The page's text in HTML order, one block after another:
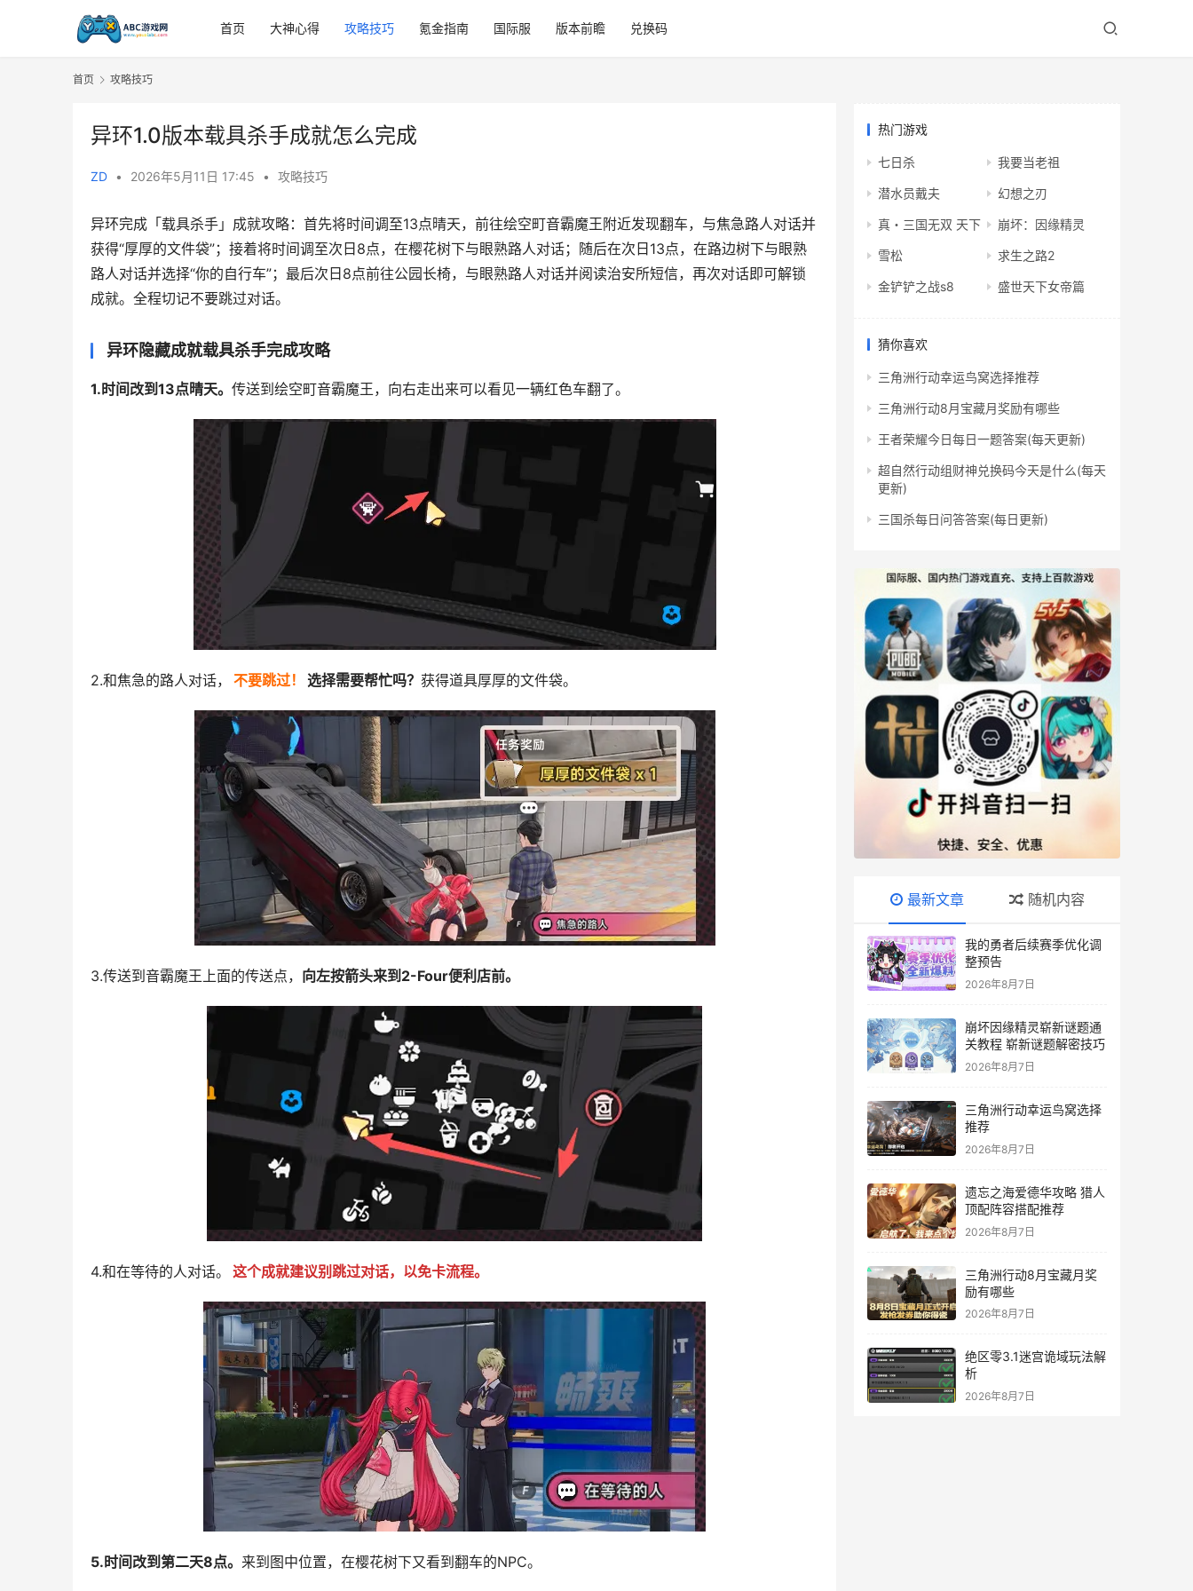
首页 大神心得 攻略技巧 氪金指南 国际服 版本前瞻 兑换码
首页 攻略技巧
异环1.0版本载具杀手成就怎么完成
ZD • 2026年5月11日 17:45 • 攻略技巧
异环完成「载具杀手」成就攻略：首先将时间调至13点晴天，前往绘空町音霸魔王附近发现翻车，与焦急路人对话并
获得“厚厚的文件袋”；接着将时间调至次日8点，在樱花树下与眼熟路人对话；随后在次日13点，在路边树下与眼熟
路人对话并选择“你的自行车”；最后次日8点前往公园长椅，与眼熟路人对话并阅读治安所短信，再次对话即可解锁
成就。全程切记不要跳过对话。
异环隐藏成就载具杀手完成攻略
1.时间改到13点晴天。 传送到绘空町音霸魔王，向右走出来可以看见一辆红色车翻了。
2.和焦急的路人对话， 不要跳过！ 选择需要帮忙吗？获得道具厚厚的文件袋。
3.传送到音霸魔王上面的传送点， 向左按箭头来到2-Four便利店前。
4.和在等待的人对话。 这个成就建议别跳过对话，以免卡流程。
5.时间改到第二天8点。 来到图中位置，在樱花树下又看到翻车的NPC。
热门游戏
七日杀 我要当老祖
潜水员戴夫 幻想之刃
真・三国无双 天下 崩坏：因缘精灵
雪松 求生之路2
金铲铲之战s8 盛世天下女帝篇
猜你喜欢
三角洲行动幸运鸟窝选择推荐
三角洲行动8月宝藏月奖励有哪些
王者荣耀今日每日一题答案(每天更新)
超自然行动组财神兑换码今天是什么(每天
更新)
三国杀每日问答答案(每日更新)
最新文章 随机内容
我的勇者后续赛季优化调
整预告
2026年8月7日
崩坏因缘精灵崭新谜题通
关教程 崭新谜题解密技巧
2026年8月7日
三角洲行动幸运鸟窝选择
推荐
2026年8月7日
遗忘之海爱德华攻略 猎人
顶配阵容搭配推荐
2026年8月7日
三角洲行动8月宝藏月奖
励有哪些
2026年8月7日
绝区零3.1迷宫诡域玩法解
析
2026年8月7日